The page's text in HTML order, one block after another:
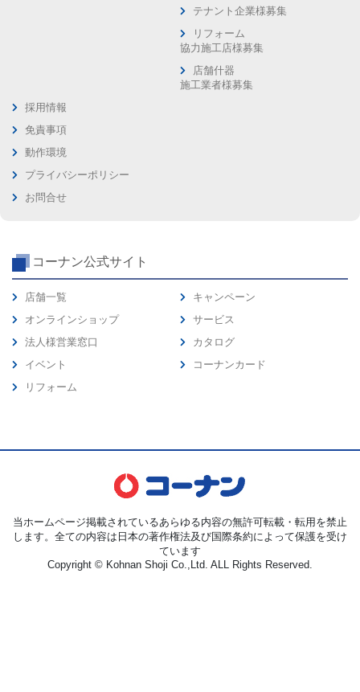
テナント企業様募集
リフォーム
協力施工店様募集
店舗什器
施工業者様募集
採用情報
免責事項
動作環境
プライバシーポリシー
お問合せ
コーナン公式サイト
店舗一覧
オンラインショップ
法人様営業窓口
イベント
リフォーム
キャンペーン
サービス
カタログ
コーナンカード
当ホームページ掲載されているあらゆる内容の無許可転載・転用を禁止
します。全ての内容は日本の著作権法及び国際条約によって保護を受け
ています
Copyright © Kohnan Shoji Co.,Ltd. ALL Rights Reserved.